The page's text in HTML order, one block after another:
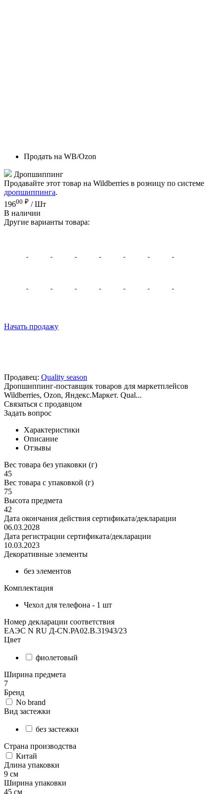
Продать на WB/Ozon
Дропшиппинг
Продавайте этот товар на Wildberries в розницу по системе
дропшиппинга.
19600 ₽ / Шт
В наличии
Другие варианты товара:
Начать продажу
Продавец: Quality season
Дропшиппинг-поставщик товаров для маркетплейсов
Wildberries, Ozon, Яндекс.Маркет. Qual...
Связаться с продавцом
Задать вопрос
Характеристики
Описание
Отзывы
Вес товара без упаковки (г)
45
Вес товара с упаковкой (г)
75
Высота предмета
42
Дата окончания действия сертификата/декларации
06.03.2028
Дата регистрации сертификата/декларации
10.03.2023
Декоративные элементы
без элементов
Комплектация
Чехол для телефона - 1 шт
Номер декларации соответствия
ЕАЭС N RU Д-CN.РА02.В.31943/23
Цвет
фиолетовый
Ширина предмета
7
Бренд
No brand
Вид застежки
без застежки
Страна производства
Китай
Длина упаковки
9 см
Ширина упаковки
45 см